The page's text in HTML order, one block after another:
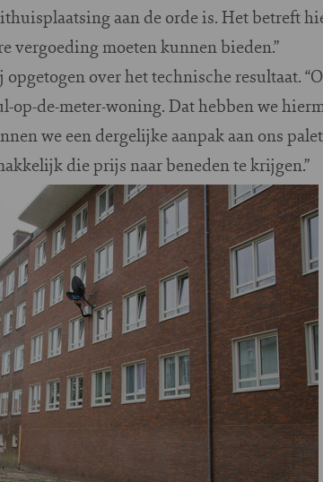
aan de orde is. Het betreft
vergoeding moeten kunnen bieden.”
over het technische resultaat.
op-de-meter-woning. Dat hebben we
we een dergelijke aanpak aan ons
die prijs naar beneden te krijgen.”